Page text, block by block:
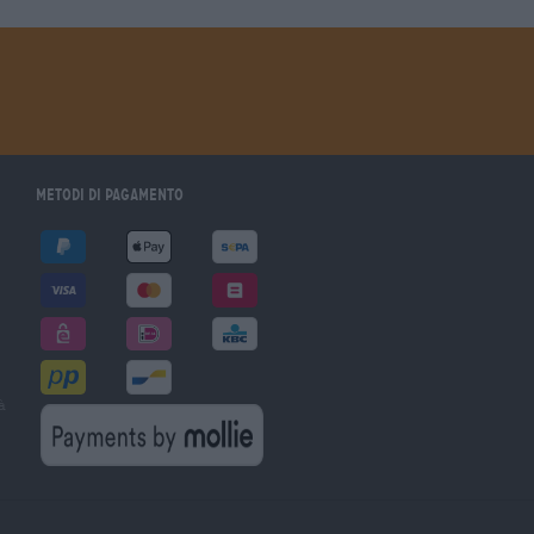
Metodi di pagamento